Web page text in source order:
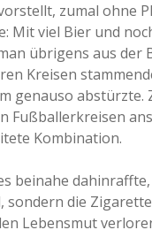
zumal ohne
Mit viel Bier und
übrigens aus der
Kreisen
genauso abstürzte.
Fußballerkreisen
Kombination.
beinahe
sondern die
Lebensmut